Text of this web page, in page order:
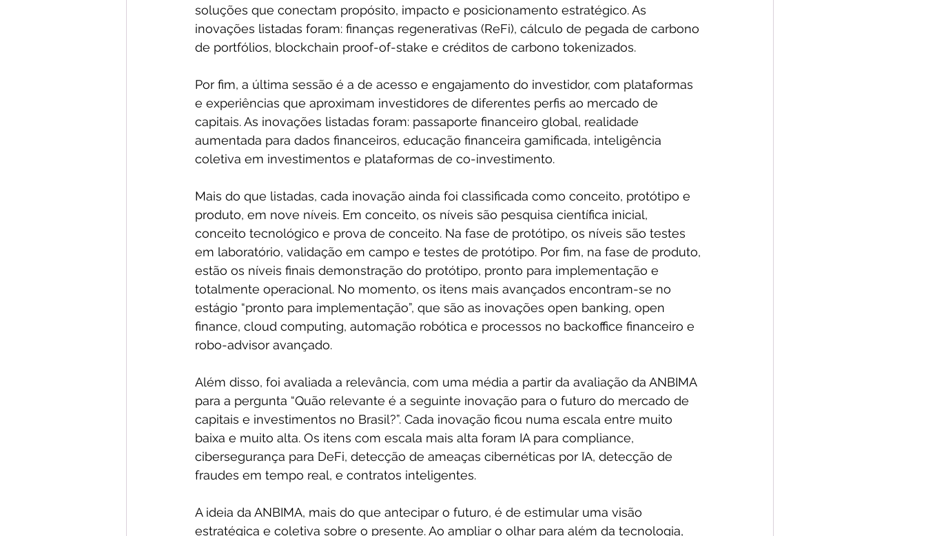
soluções que conectam propósito, impacto e posicionamento estratégico. As
inovações listadas foram: finanças regenerativas (ReFi), cálculo de pegada de carbono
de portfólios, blockchain proof-of-stake e créditos de carbono tokenizados.
Por fim, a última sessão é a de acesso e engajamento do investidor, com plataformas
e experiências que aproximam investidores de diferentes perfis ao mercado de
capitais. As inovações listadas foram: passaporte financeiro global, realidade
aumentada para dados financeiros, educação financeira gamificada, inteligência
coletiva em investimentos e plataformas de co-investimento.
Mais do que listadas, cada inovação ainda foi classificada como conceito, protótipo e
produto, em nove níveis. Em conceito, os níveis são pesquisa científica inicial,
conceito tecnológico e prova de conceito. Na fase de protótipo, os níveis são testes
em laboratório, validação em campo e testes de protótipo. Por fim, na fase de produto,
estão os níveis finais demonstração do protótipo, pronto para implementação e
totalmente operacional. No momento, os itens mais avançados encontram-se no
estágio “pronto para implementação”, que são as inovações open banking, open
finance, cloud computing, automação robótica e processos no backoffice financeiro e
robo-advisor avançado.
Além disso, foi avaliada a relevância, com uma média a partir da avaliação da ANBIMA
para a pergunta “Quão relevante é a seguinte inovação para o futuro do mercado de
capitais e investimentos no Brasil?”. Cada inovação ficou numa escala entre muito
baixa e muito alta. Os itens com escala mais alta foram IA para compliance,
cibersegurança para DeFi, detecção de ameaças cibernéticas por IA, detecção de
fraudes em tempo real, e contratos inteligentes.
A ideia da ANBIMA, mais do que antecipar o futuro, é de estimular uma visão
estratégica e coletiva sobre o presente. Ao ampliar o olhar para além da tecnologia,